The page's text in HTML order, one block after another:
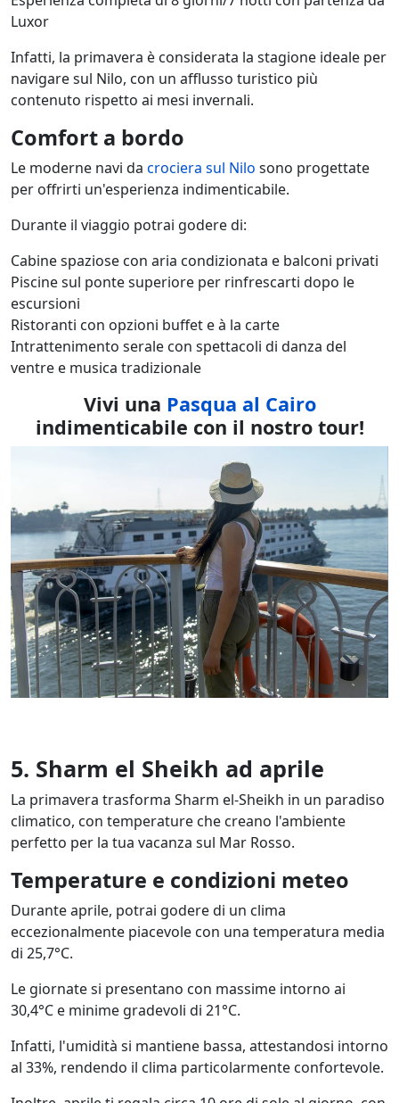
Luxor
Infatti, la primavera è considerata la stagione ideale per
navigare sul Nilo, con un afflusso turistico più
contenuto rispetto ai mesi invernali.
Comfort a bordo
Le moderne navi da crociera sul Nilo sono progettate
per offrirti un'esperienza indimenticabile.
Durante il viaggio potrai godere di:
Cabine spaziose con aria condizionata e balconi privati
Piscine sul ponte superiore per rinfrescarti dopo le
escursioni
Ristoranti con opzioni buffet e à la carte
Intrattenimento serale con spettacoli di danza del
ventre e musica tradizionale
Vivi una Pasqua al Cairo
indimenticabile con il nostro tour!
5. Sharm el Sheikh ad aprile
La primavera trasforma Sharm el-Sheikh in un paradiso
climatico, con temperature che creano l'ambiente
perfetto per la tua vacanza sul Mar Rosso.
Temperature e condizioni meteo
Durante aprile, potrai godere di un clima
eccezionalmente piacevole con una temperatura media
di 25,7°C.
Le giornate si presentano con massime intorno ai
30,4°C e minime gradevoli di 21°C.
Infatti, l'umidità si mantiene bassa, attestandosi intorno
al 33%, rendendo il clima particolarmente confortevole.